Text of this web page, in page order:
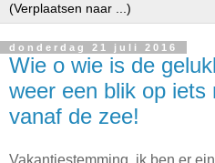
donderdag 21 juli 2016
Wie o wie is de
weer een blik op iets
vanaf de zee!
Vakantiestemming, ik ben er